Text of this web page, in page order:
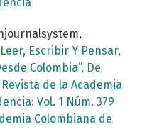
Escribir Y Pensar,
Colombia”, De
Revista de la Academia
Vol. 1 Núm. 379
Colombiana de